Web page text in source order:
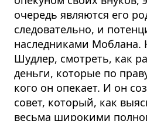
очередь являются его
следовательно, и
наследниками Моблана.
Шудлер, смотреть, как
деньги, которые по
кого он опекает. И он
совет, который, как
весьма широкими